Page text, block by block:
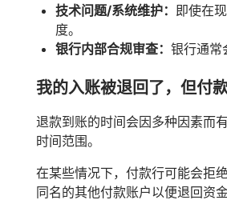
技术问题/系统维护： 即使在
度。
银行内部合规审查： 银行通常
我的入账被退回了，但付
退款到账的时间会因多种因素而
时间范围。
在某些情况下，付款行可能会拒
同名的其他付款账户以便退回资金